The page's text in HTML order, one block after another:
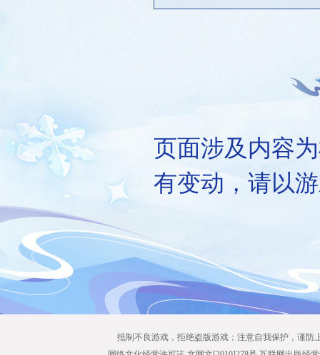
页面涉及内容
有变动，请以
抵制不良游戏，拒绝盗版游戏；注意自我保护，谨